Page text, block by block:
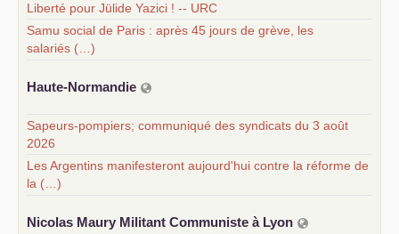
Liberté pour Jülide Yazici ! -- URC
Samu social de Paris : après 45 jours de grève, les
salariés (…)
Haute-Normandie
Sapeurs-pompiers; communiqué des syndicats du 3 août
2026
Les Argentins manifesteront aujourd'hui contre la réforme de
la (…)
Nicolas Maury Militant Communiste à Lyon